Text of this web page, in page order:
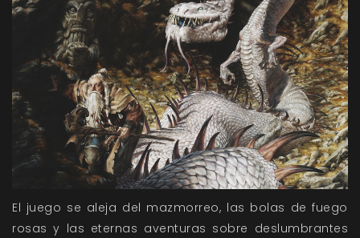
El juego se aleja del mazmorreo, las bolas de fuego
rosas y las eternas aventuras sobre deslumbrantes